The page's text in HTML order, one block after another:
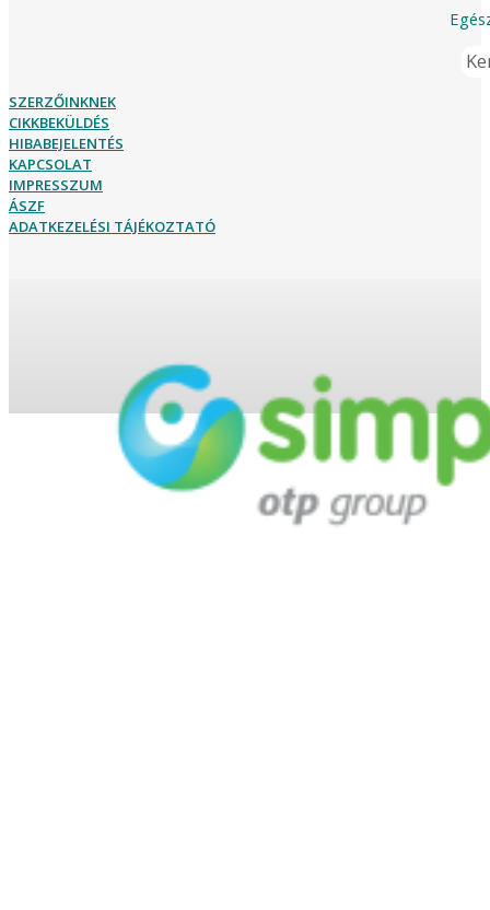
SZERZŐINKNEK
CIKKBEKÜLDÉS
HIBABEJELENTÉS
KAPCSOLAT
IMPRESSZUM
ÁSZF
ADATKEZELÉSI TÁJÉKOZTATÓ